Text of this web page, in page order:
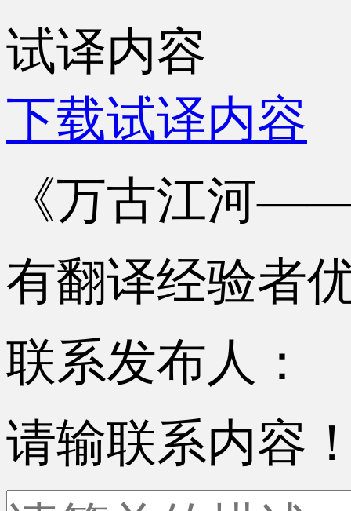
试译内容
下载试译内容
《万古江河
有翻译经验者
联系发布人：
请输联系内容